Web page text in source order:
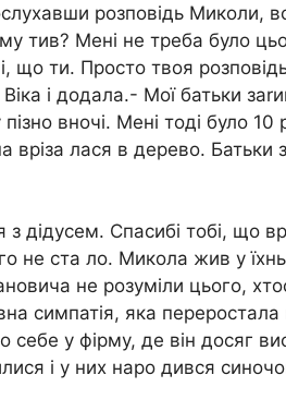
розповідь Миколи,
тив? Мені не треба було
ти. Просто твоя
і додала.- Мої батьки
вночі. Мені тоді було 10
вріза лася в дерево. Батьки
дідусем. Спасибі тобі, що
не ста ло. Микола жив у
не розуміли цього,
симпатія, яка
у фірму, де він досяг
і у них наро дився